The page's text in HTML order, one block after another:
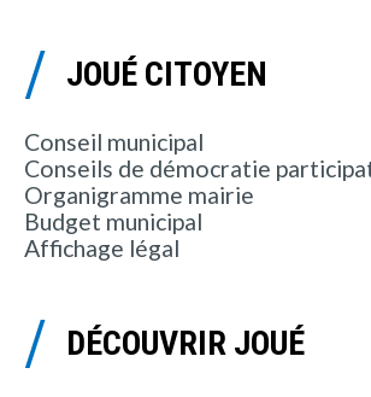
JOUÉ CITOYEN
Conseil municipal
Conseils de démocratie
Organigramme mairie
Budget municipal
Affichage légal
DÉCOUVRIR JOUÉ